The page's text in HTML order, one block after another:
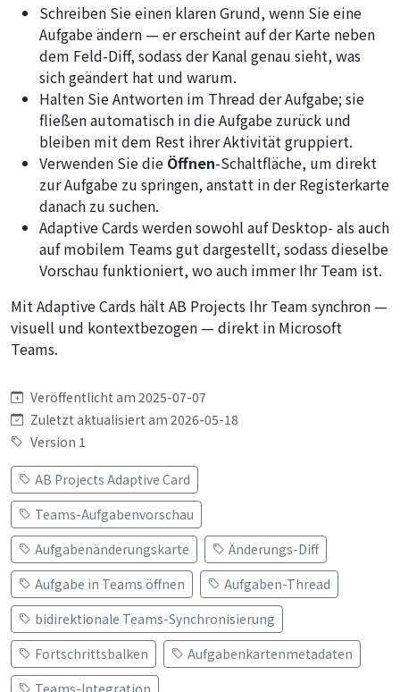
Schreiben Sie einen klaren Grund, wenn Sie eine
Aufgabe ändern — er erscheint auf der Karte neben
dem Feld-Diff, sodass der Kanal genau sieht, was
sich geändert hat und warum.
Halten Sie Antworten im Thread der Aufgabe; sie
fließen automatisch in die Aufgabe zurück und
bleiben mit dem Rest ihrer Aktivität gruppiert.
Verwenden Sie die Öffnen-Schaltfläche, um direkt
zur Aufgabe zu springen, anstatt in der Registerkarte
danach zu suchen.
Adaptive Cards werden sowohl auf Desktop- als auch
auf mobilem Teams gut dargestellt, sodass dieselbe
Vorschau funktioniert, wo auch immer Ihr Team ist.
Mit Adaptive Cards hält AB Projects Ihr Team synchron —
visuell und kontextbezogen — direkt in Microsoft
Teams.
Veröffentlicht am 2025-07-07
Zuletzt aktualisiert am 2026-05-18
Version 1
AB Projects Adaptive Card
Teams-Aufgabenvorschau
Aufgabenänderungskarte
Änderungs-Diff
Aufgabe in Teams öffnen
Aufgaben-Thread
bidirektionale Teams-Synchronisierung
Fortschrittsbalken
Aufgabenkartenmetadaten
Teams-Integration